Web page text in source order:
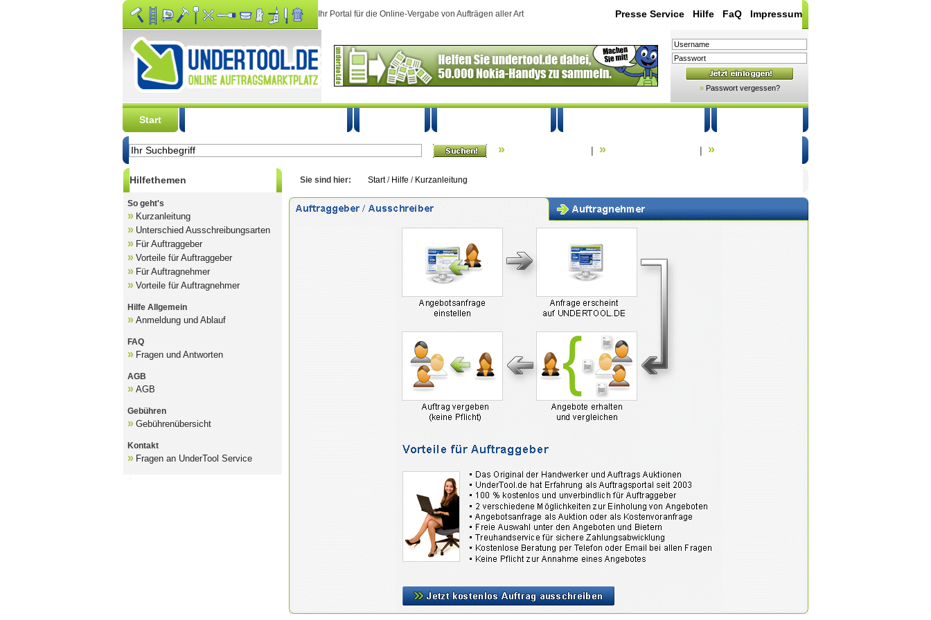
Ihr Portal für die Online-Vergabe von Aufträgen aller Art Presse Service Hilfe FaQ Impressum
» Passwort vergessen?
Start
» » »
Hilfethemen
So geht's
» Kurzanleitung
» Unterschied Ausschreibungsarten
» Für Auftraggeber
» Vorteile für Auftraggeber
» Für Auftragnehmer
» Vorteile für Auftragnehmer
Hilfe Allgemein
» Anmeldung und Ablauf
FAQ
» Fragen und Antworten
AGB
» AGB
Gebühren
» Gebührenübersicht
Kontakt
» Fragen an UnderTool Service
Sie sind hier: Start/ Hilfe / Kurzanleitung